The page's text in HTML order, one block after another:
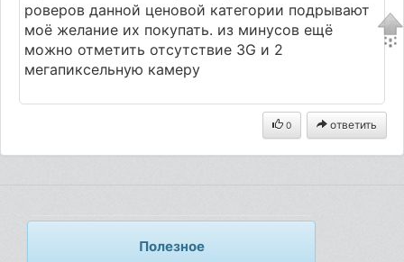
роверов данной ценовой категории подрывают
моё желание их покупать. из минусов ещё
можно отметить отсутствие 3G и 2
мегапиксельную камеру
0 ответить
Полезное